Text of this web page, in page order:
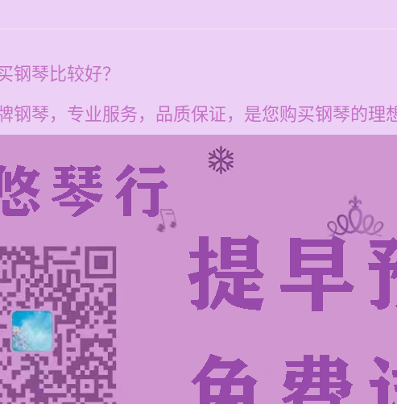
钢琴比较好？
钢琴，专业服务，品质保证，是您购买钢琴的理